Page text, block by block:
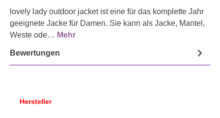
lovely lady outdoor jacket ist eine für das komplette Jahr
geeignete Jacke für Damen. Sie kann als Jacke, Mantel,
Weste ode… Mehr
Bewertungen
Hersteller